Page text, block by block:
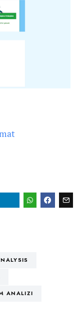
ANALIZI